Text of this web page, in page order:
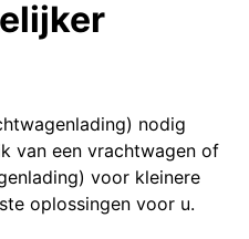
nodig
van een vrachtwagen of
voor kleinere
oplossingen voor u.